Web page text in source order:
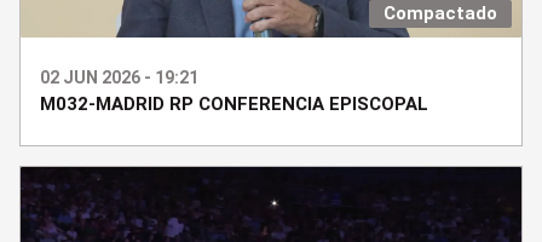
Compactado
02 JUN 2026 - 19:21
M032-MADRID RP CONFERENCIA EPISCOPAL